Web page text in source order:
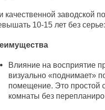
качественной заводской
10-15 лет без
Влияние на восприятие
визуально «поднимает»
помещение. Это простой
комнаты без